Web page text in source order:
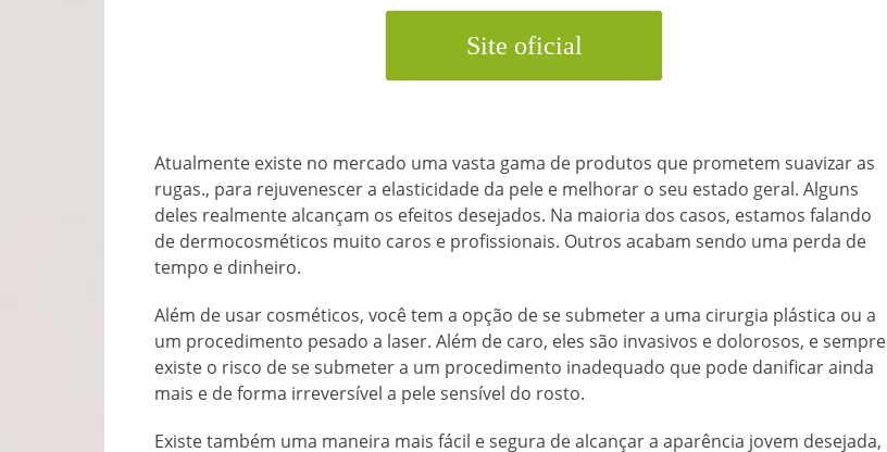
Site oficial
Atualmente existe no mercado uma vasta gama de produtos que prometem suavizar as
rugas., para rejuvenescer a elasticidade da pele e melhorar o seu estado geral. Alguns
deles realmente alcançam os efeitos desejados. Na maioria dos casos, estamos falando
de dermocosméticos muito caros e profissionais. Outros acabam sendo uma perda de
tempo e dinheiro.
Além de usar cosméticos, você tem a opção de se submeter a uma cirurgia plástica ou a
um procedimento pesado a laser. Além de caro, eles são invasivos e dolorosos, e sempre
existe o risco de se submeter a um procedimento inadequado que pode danificar ainda
mais e de forma irreversível a pele sensível do rosto.
Existe também uma maneira mais fácil e segura de alcançar a aparência jovem desejada,